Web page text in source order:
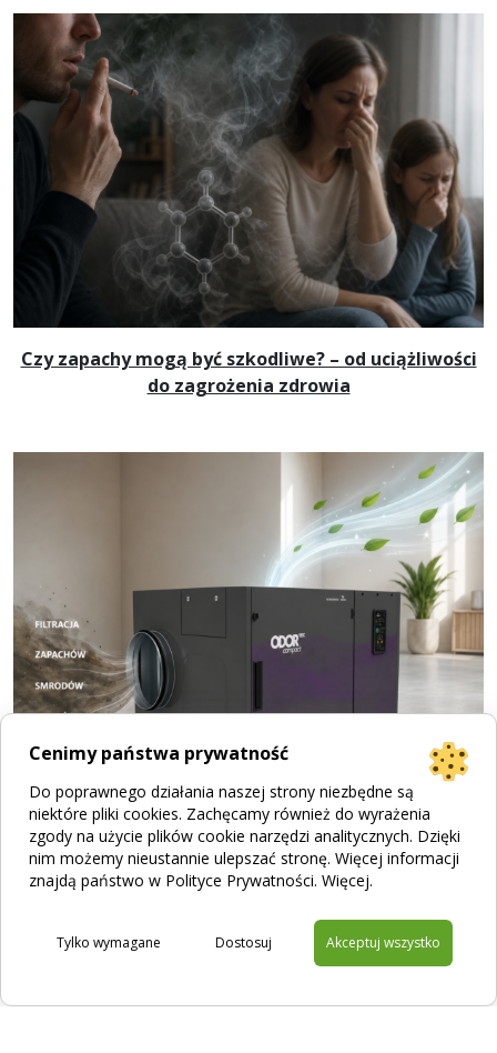
Czy zapachy mogą być szkodliwe? – od uciążliwości
do zagrożenia zdrowia
Jak działa filtracja zapachu? Poznaj urządzenia
ODORcut i ODORtec
Cenimy państwa prywatność
Do poprawnego działania naszej strony niezbędne są
niektóre pliki cookies. Zachęcamy również do wyrażenia
zgody na użycie plików cookie narzędzi analitycznych. Dzięki
nim możemy nieustannie ulepszać stronę. Więcej informacji
znajdą państwo w Polityce Prywatności. Więcej.
Dostosuj
Tylko wymagane Akceptuj wszystko